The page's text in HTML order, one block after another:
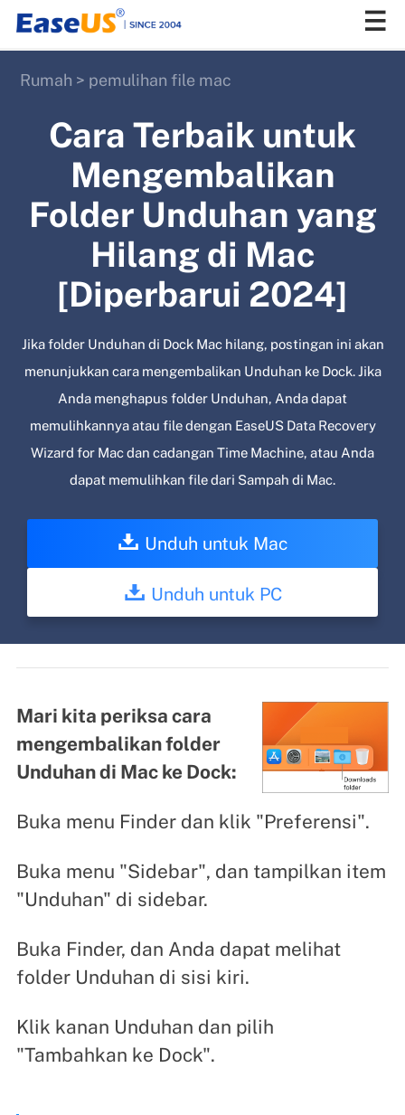
Rumah > pemulihan file mac
Cara Terbaik untuk
Mengembalikan
Folder Unduhan yang
Hilang di Mac
[Diperbarui 2024]
Jika folder Unduhan di Dock Mac hilang, postingan ini akan
menunjukkan cara mengembalikan Unduhan ke Dock. Jika
Anda menghapus folder Unduhan, Anda dapat
memulihkannya atau file dengan EaseUS Data Recovery
Wizard for Mac dan cadangan Time Machine, atau Anda
dapat memulihkan file dari Sampah di Mac.
Unduh untuk Mac
Unduh untuk PC
Mari kita periksa cara
mengembalikan folder
Unduhan di Mac ke Dock:
Buka menu Finder dan klik "Preferensi".
Buka menu "Sidebar", dan tampilkan item
"Unduhan" di sidebar.
Buka Finder, dan Anda dapat melihat
folder Unduhan di sisi kiri.
Klik kanan Unduhan dan pilih
"Tambahkan ke Dock".